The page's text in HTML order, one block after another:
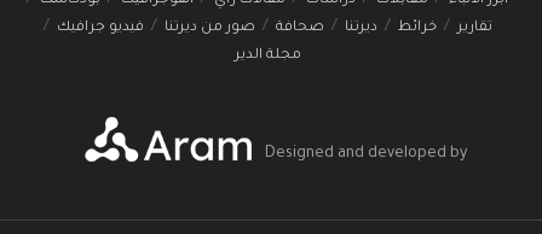
تقارير
خرائط ديرتنا صحافة صور من ديرتنا
فيديو جرافيك
مجلة الدير
Designed and developed by